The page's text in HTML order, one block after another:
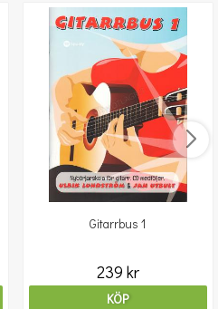
Gitarrbus 1
239 kr
KÖP